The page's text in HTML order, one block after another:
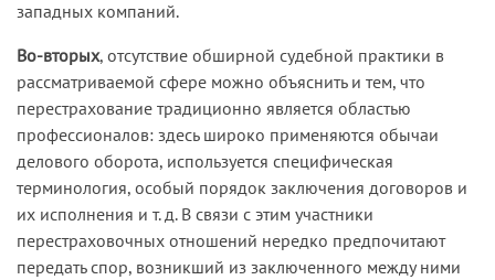
западных компаний.
Во-вторых, отсутствие обширной судебной практики в
рассматриваемой сфере можно объяснить и тем, что
перестрахование традиционно является областью
профессионалов: здесь широко применяются обычаи
делового оборота, используется специфическая
терминология, особый порядок заключения договоров и
их исполнения и т. д. В связи с этим участники
перестраховочных отношений нередко предпочитают
передать спор, возникший из заключенного между ними